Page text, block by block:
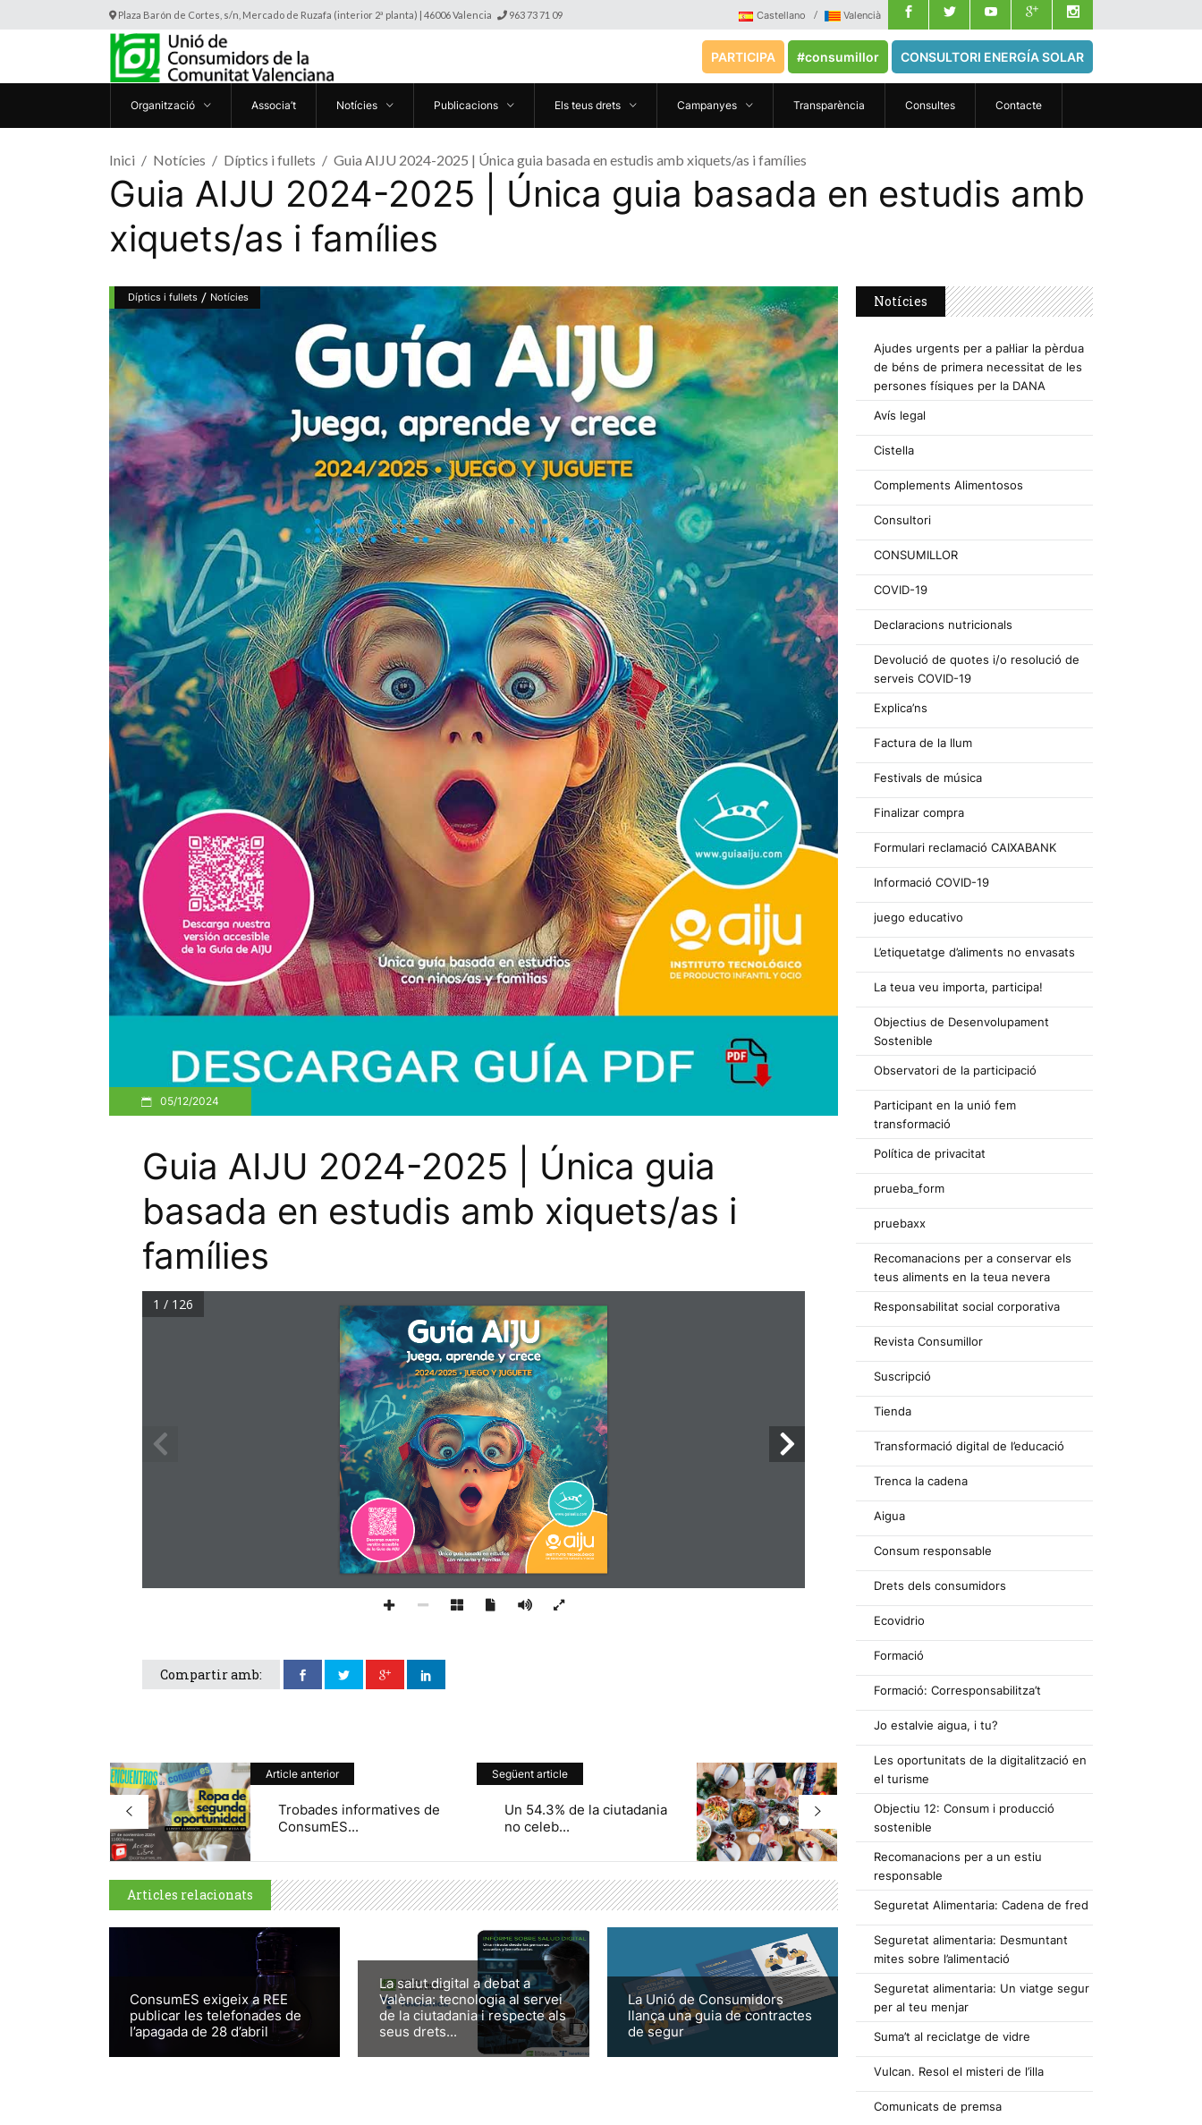
Plaza Barón de Cortes, s/n, Mercado de Ruzafa (interior 2ª planta) | 46006 Valencia 963 73 71 09 Castellano Valencià
PARTICIPA #consumillor CONSULTORI ENERGÍA SOLAR
Organització Associa’t Notícies Publicacions Els teus drets Campanyes Transparència Consultes Contacte
Inici Notícies Díptics i fullets Guia AIJU 2024-2025 | Única guia basada en estudis amb xiquets/as i famílies
Guia AIJU 2024-2025 | Única guia basada en estudis amb
xiquets/as i famílies
Díptics i fullets / Notícies
05/12/2024
Guia AIJU 2024-2025 | Única guia
basada en estudis amb xiquets/as i
famílies
Guía AIJU
Juega, aprende y crece
2024/2025 · JUEGO Y JUGUETE
Única guía basada en estudios
con niños/as y familias
Descarga nuestra
versión accesible
de la Guía de AIJU
1 / 126
Compartir amb:
Article anterior
Trobades informatives de
ConsumES...
Següent article
Un 54.3% de la ciutadania
no celeb...
Articles relacionats
ConsumES exigeix a REE
publicar les telefonades de
l’apagada de 28 d’abril
La salut digital a debat a
València: tecnologia al servei
de la ciutadania i respecte als
seus drets...
La Unió de Consumidors
llança una guia de contractes
de segur
Notícies
Ajudes urgents per a pal·liar la pèrdua
de béns de primera necessitat de les
persones físiques per la DANA
Avís legal
Cistella
Complements Alimentosos
Consultori
CONSUMILLOR
COVID-19
Declaracions nutricionals
Devolució de quotes i/o resolució de
serveis COVID-19
Explica’ns
Factura de la llum
Festivals de música
Finalizar compra
Formulari reclamació CAIXABANK
Informació COVID-19
juego educativo
L’etiquetatge d’aliments no envasats
La teua veu importa, participa!
Objectius de Desenvolupament
Sostenible
Observatori de la participació
Participant en la unió fem
transformació
Política de privacitat
prueba_form
pruebaxx
Recomanacions per a conservar els
teus aliments en la teua nevera
Responsabilitat social corporativa
Revista Consumillor
Suscripció
Tienda
Transformació digital de l’educació
Trenca la cadena
Aigua
Consum responsable
Drets dels consumidors
Ecovidrio
Formació
Formació: Corresponsabilitza’t
Jo estalvie aigua, i tu?
Les oportunitats de la digitalització en
el turisme
Objectiu 12: Consum i producció
sostenible
Recomanacions per a un estiu
responsable
Seguretat Alimentaria: Cadena de fred
Seguretat alimentaria: Desmuntant
mites sobre l’alimentació
Seguretat alimentaria: Un viatge segur
per al teu menjar
Suma’t al reciclatge de vidre
Vulcan. Resol el misteri de l’illa
Comunicats de premsa